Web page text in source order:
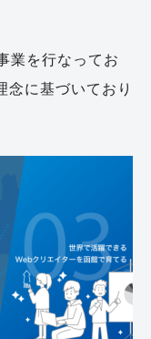
業を行なってお
念に基づいており